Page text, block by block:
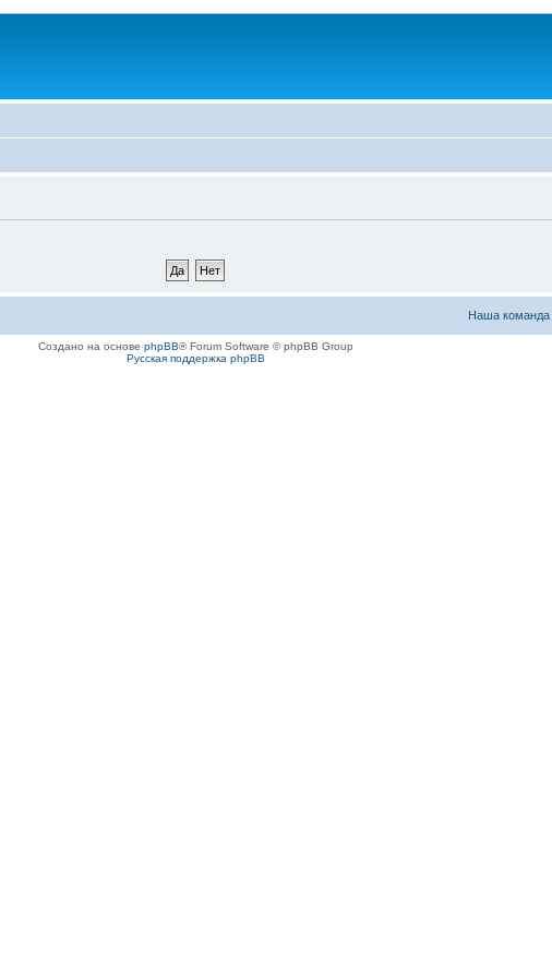
Наша команда
Создано на основе phpBB® Forum Software © phpBB Group
Русская поддержка phpBB